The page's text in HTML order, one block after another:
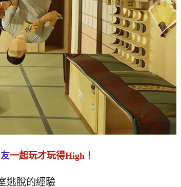
一起玩才玩得High！
逃脫的經驗